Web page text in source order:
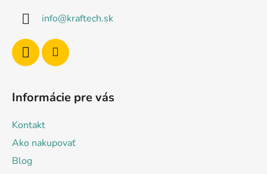
info@kraftech.sk
Informácie pre vás
Kontakt
Ako nakupovať
Blog